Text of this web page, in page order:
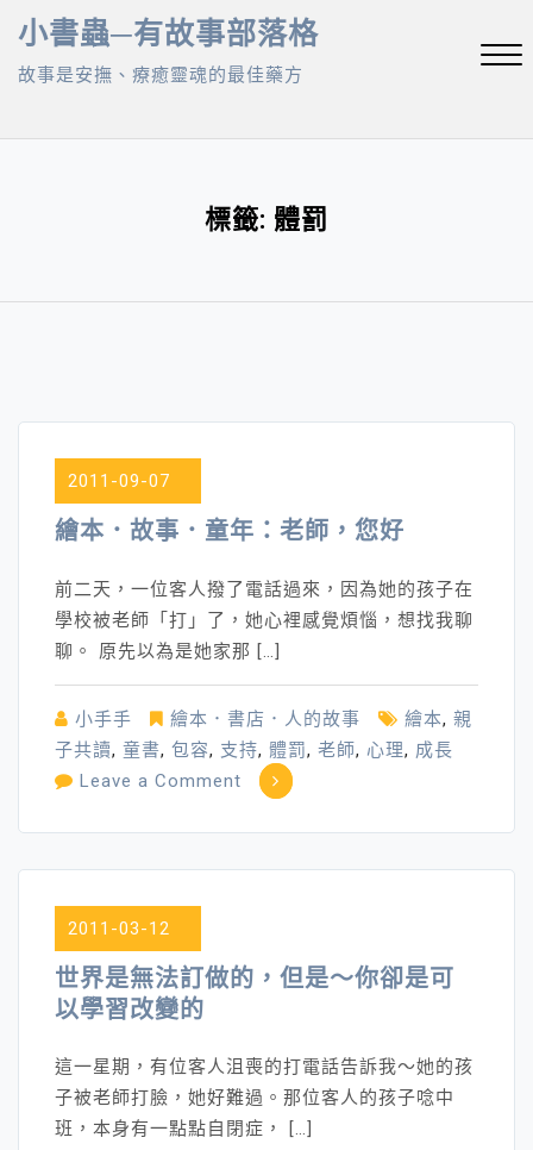
Skip
content
小書蟲─有故事部落格
故事是安撫、療癒靈魂的最佳藥方
標籤: 體罰
2011-09-07
繪本．故事．童年：老師，您好
前二天，一位客人撥了電話過來，因為她的孩子在
學校被老師「打」了，她心裡感覺煩惱，想找我聊
聊。 原先以為是她家那 […]
小手手 繪本．書店．人的故事 繪本, 親
子共讀, 童書, 包容, 支持, 體罰, 老師, 心理, 成長
Leave a Comment on
故
年：
老
您
好
2011-03-12
世界是無法訂做的，但是～你卻是可
以學習改變的
這一星期，有位客人沮喪的打電話告訴我～她的孩
子被老師打臉，她好難過。那位客人的孩子唸中
班，本身有一點點自閉症， […]